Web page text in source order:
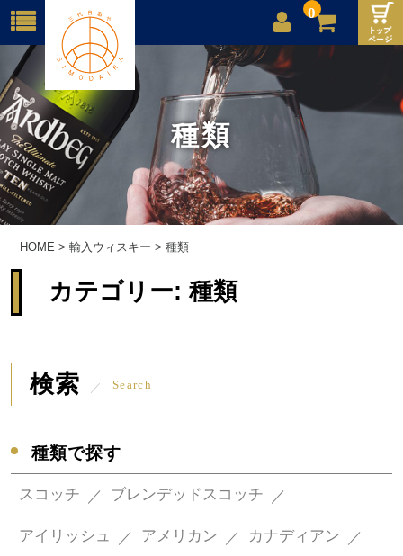
0
店舗案内
ご利用案内
送料
お問合せ
種類
HOME >輸入ウィスキー >種類
カテゴリー:種類
検索 Search
種類で探す
スコッチ ブレンデッドスコッチ
アイリッシュ アメリカン カナディアン